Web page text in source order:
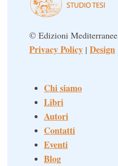
© Edizioni Mediterranee
Privacy Policy | Design
Chi siamo
Libri
Autori
Contatti
Eventi
Blog